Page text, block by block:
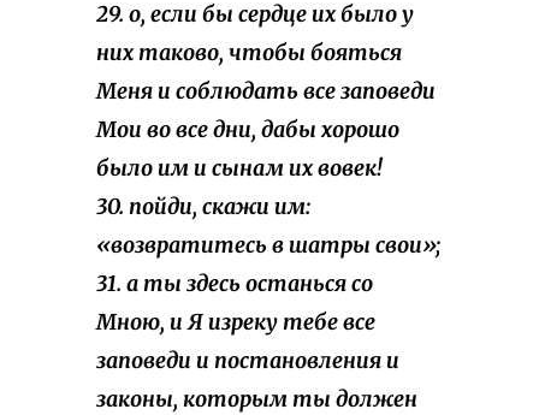
29. о, если бы сердце их было у
них таково, чтобы бояться
Меня и соблюдать все заповеди
Мои во все дни, дабы хорошо
было им и сынам их вовек!
30. пойди, скажи им:
«возвратитесь в шатры свои»;
31. а ты здесь останься со
Мною, и Я изреку тебе все
заповеди и постановления и
законы, которым ты должен